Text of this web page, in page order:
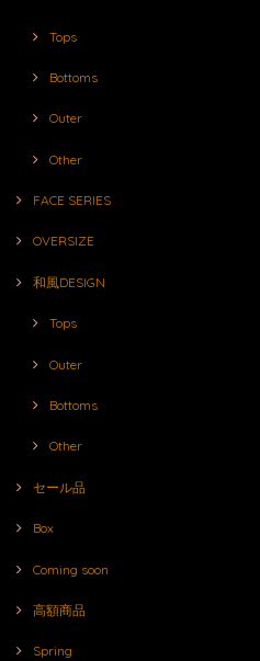
Tops
Bottoms
Outer
Other
FACE SERIES
OVERSIZE
和風DESIGN
Tops
Outer
Bottoms
Other
セール品
Box
Coming soon
高額商品
Spring